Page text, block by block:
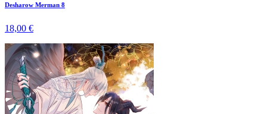
Desharow Merman 8
18,00 €